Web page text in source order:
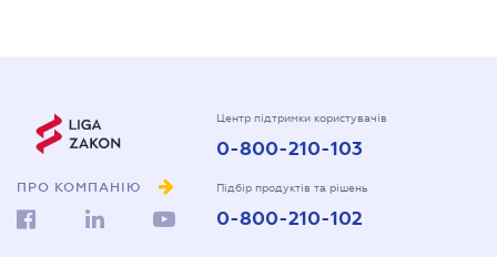
ПРО КОМПАНІЮ
Центр підтримки користувачів
0-800-210-103
Підбір продуктів та рішень
0-800-210-102